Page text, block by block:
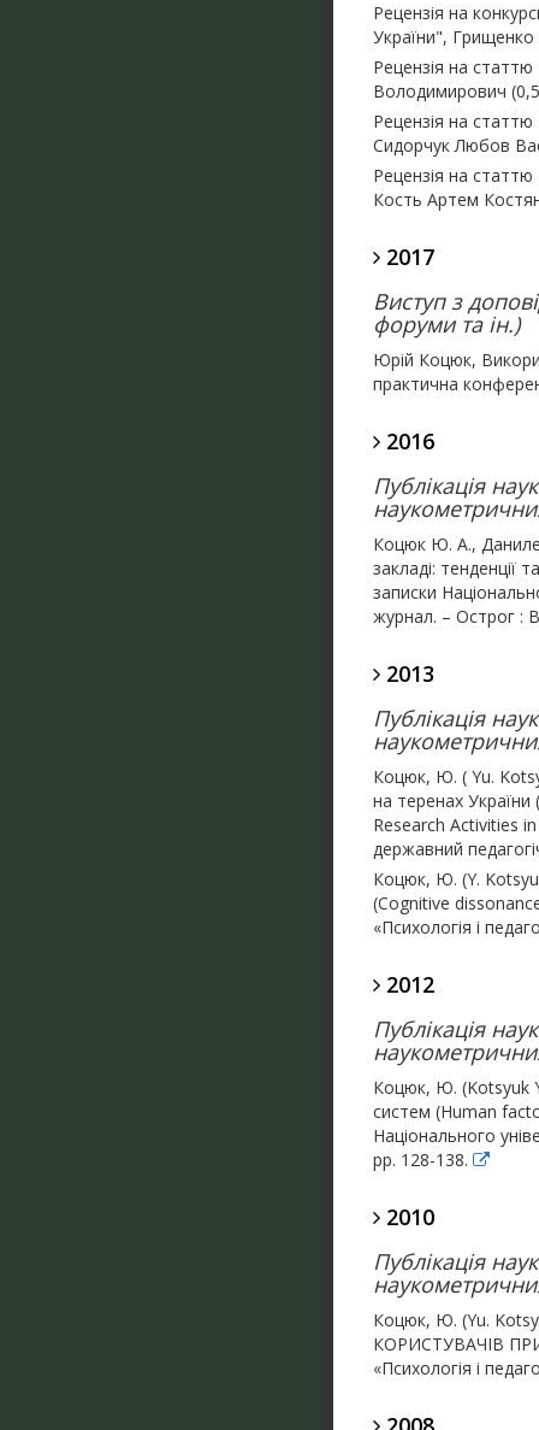
Рецензія на
України",
Рецензія на
Володимирович
Рецензія на статтю
Сидорчук Любов
Рецензія на статтю
Кость Артем
2017
Виступ з
форуми та ін.)
Юрій Коцюк,
практична
2016
Публікація
Коцюк Ю. А.,
закладі:
записки
журнал. – Острог :
2013
Публікація
Коцюк, Ю. ( Yu.
на теренах
Research Activities
державний
Коцюк, Ю. (Y.
(Cognitive
«Психологія і
2012
Публікація
Коцюк, Ю. (Kotsyuk
систем (Human
Національного
pp. 128-138.
2010
Публікація
Коцюк, Ю. (Yu.
КОРИСТУВАЧІВ
«Психологія і